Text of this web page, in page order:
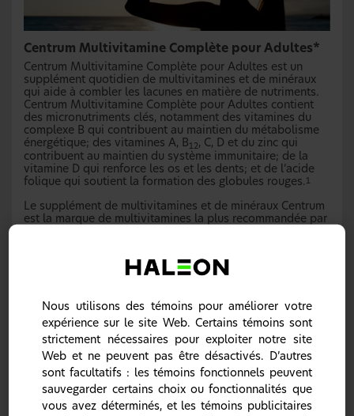
Centrum Multivitamine Complète pour Adultes*
Centrum Multivitamine Complète pour Adultes est un
supplément quotidien de multivitamines et de minéraux
qui aide à combler les lacunes en matière de nutriments.
Centrum Multivitamine Complète pour Adultes contient
des micronutriments clés, notamment des vitamines du
complexe B qui contribuent au maintien du métabolisme
énergétique; des vitamines A, B 12, C, D et du zinc qui
contribuent au maintien du système immunitaire; de la
vitamine D qui renforce les os et les dents; et de l’acide
folique qui soutient la formation des globules rouges. 1
Le supplément de multivitamines et de minéraux Centrum
est la marque de multivitamines la plus recommandée par
Notre gamme de produits Centrum peut vous aider à
répondre aux besoins de vos patients.
Nous utilisons des témoins pour améliorer votre
expérience sur le site Web. Certains témoins sont
strictement nécessaires pour exploiter notre site
Web et ne peuvent pas être désactivés. D’autres
sont facultatifs : les témoins fonctionnels peuvent
sauvegarder certains choix ou fonctionnalités que
vous avez déterminés, et les témoins publicitaires